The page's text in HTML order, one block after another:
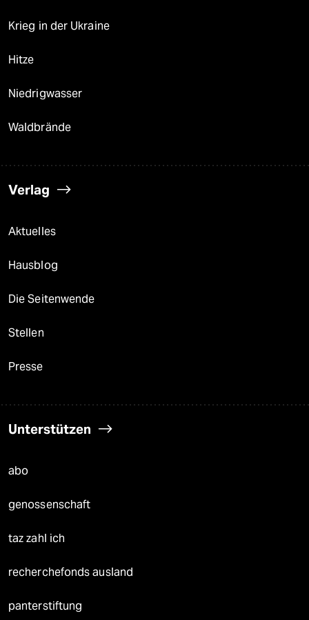
Krieg in der Ukraine
Hitze
Niedrigwasser
Waldbrände
Verlag
Aktuelles
Hausblog
Die Seitenwende
Stellen
Presse
Unterstützen
abo
genossenschaft
taz zahl ich
recherchefonds ausland
panterstiftung